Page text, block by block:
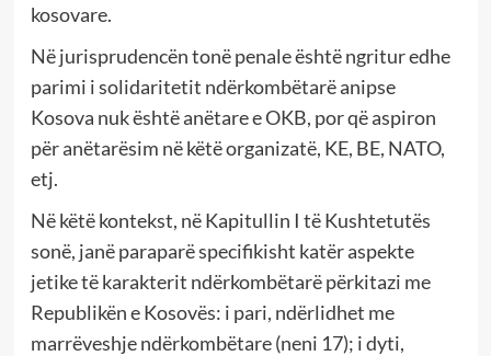
kosovare.
Në jurisprudencën tonë penale është ngritur edhe
parimi i solidaritetit ndërkombëtarë anipse
Kosova nuk është anëtare e OKB, por që aspiron
për anëtarësim në këtë organizatë, KE, BE, NATO,
etj.
Në këtë kontekst, në Kapitullin I të Kushtetutës
sonë, janë paraparë specifikisht katër aspekte
jetike të karakterit ndërkombëtarë përkitazi me
Republikën e Kosovës: i pari, ndërlidhet me
marrëveshje ndërkombëtare (neni 17); i dyti,